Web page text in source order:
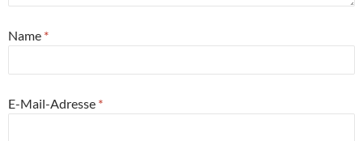
Name *
E-Mail-Adresse *